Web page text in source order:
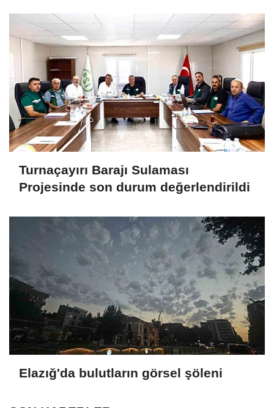
Turnaçayırı Barajı Sulaması
Projesinde son durum değerlendirildi
Elazığ'da bulutların görsel şöleni